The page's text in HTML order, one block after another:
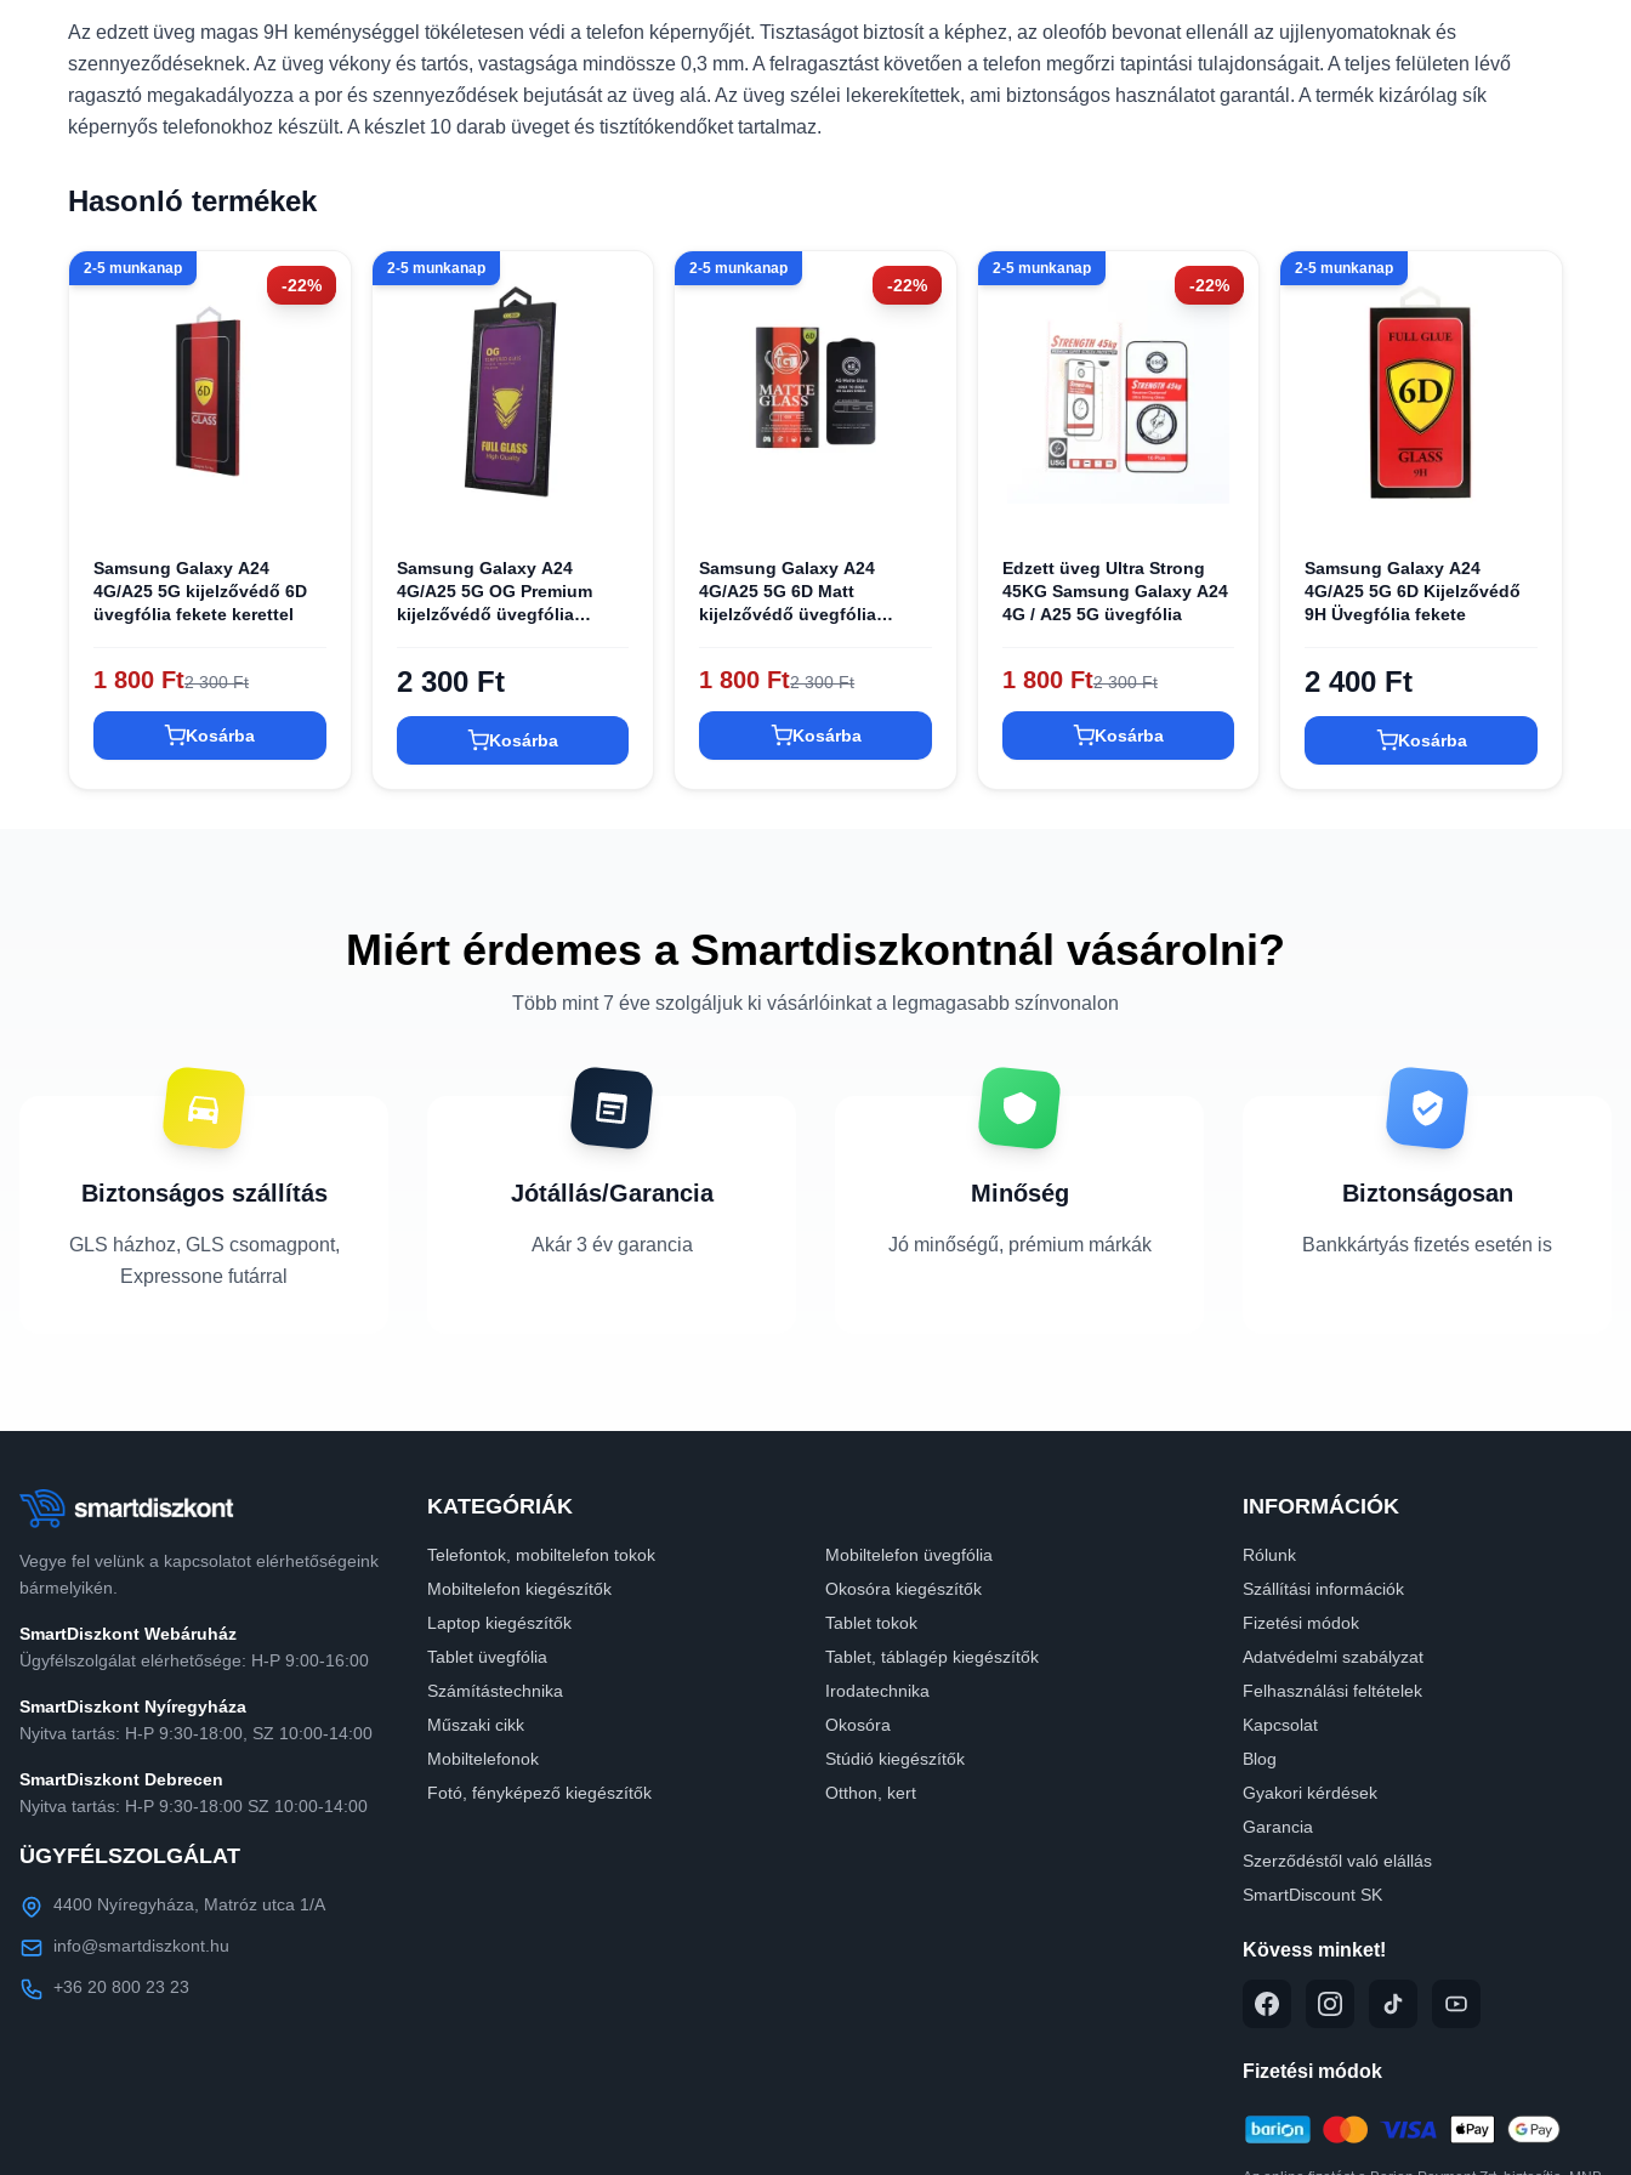
Az edzett üveg magas 9H keménységgel tökéletesen védi a telefon képernyőjét. Tisztaságot biztosít a képhez, az oleofób bevonat ellenáll az ujjlenyomatoknak és
szennyeződéseknek. Az üveg vékony és tartós, vastagsága mindössze 0,3 mm. A felragasztást követően a telefon megőrzi tapintási tulajdonságait. A teljes felületen lévő
ragasztó megakadályozza a por és szennyeződések bejutását az üveg alá. Az üveg szélei lekerekítettek, ami biztonságos használatot garantál. A termék kizárólag sík
képernyős telefonokhoz készült. A készlet 10 darab üveget és tisztítókendőket tartalmaz.
Hasonló termékek
-22%
2-5 munkanap
Samsung Galaxy A24
4G/A25 5G kijelzővédő 6D
üvegfólia fekete kerettel
1 800 Ft2 300 Ft
Kosárba
2-5 munkanap
Samsung Galaxy A24
4G/A25 5G OG Premium
kijelzővédő üvegfólia
2 300 Ft
Kosárba
-22%
2-5 munkanap
Samsung Galaxy A24
4G/A25 5G 6D Matt
kijelzővédő üvegfólia
1 800 Ft2 300 Ft
Kosárba
-22%
2-5 munkanap
Edzett üveg Ultra Strong
45KG Samsung Galaxy A24
4G / A25 5G üvegfólia
1 800 Ft2 300 Ft
Kosárba
2-5 munkanap
Samsung Galaxy A24
4G/A25 5G 6D Kijelzővédő
9H Üvegfólia fekete
2 400 Ft
Kosárba
Miért érdemes a Smartdiszkontnál vásárolni?
Több mint 7 éve szolgáljuk ki vásárlóinkat a legmagasabb színvonalon
Biztonságos szállítás
GLS házhoz, GLS csomagpont,
Expressone futárral
Jótállás/Garancia
Akár 3 év garancia
Minőség
Jó minőségű, prémium márkák
Biztonságosan
Bankkártyás fizetés esetén is
Vegye fel velünk a kapcsolatot elérhetőségeink
bármelyikén.
SmartDiszkont Webáruház
Ügyfélszolgálat elérhetősége: H-P 9:00-16:00
SmartDiszkont Nyíregyháza
Nyitva tartás: H-P 9:30-18:00, SZ 10:00-14:00
SmartDiszkont Debrecen
Nyitva tartás: H-P 9:30-18:00 SZ 10:00-14:00
ÜGYFÉLSZOLGÁLAT
4400 Nyíregyháza, Matróz utca 1/A
info@smartdiszkont.hu
+36 20 800 23 23
KATEGÓRIÁK
Telefontok, mobiltelefon tokok
Mobiltelefon üvegfólia
Mobiltelefon kiegészítők
Okosóra kiegészítők
Laptop kiegészítők
Tablet tokok
Tablet üvegfólia
Tablet, táblagép kiegészítők
Számítástechnika
Irodatechnika
Műszaki cikk
Okosóra
Mobiltelefonok
Stúdió kiegészítők
Fotó, fényképező kiegészítők
Otthon, kert
INFORMÁCIÓK
Rólunk
Szállítási információk
Fizetési módok
Adatvédelmi szabályzat
Felhasználási feltételek
Kapcsolat
Blog
Gyakori kérdések
Garancia
Szerződéstől való elállás
SmartDiscount SK
Kövess minket!
Fizetési módok